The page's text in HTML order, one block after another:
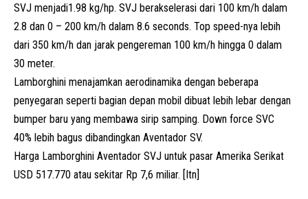
SVJ menjadi1.98 kg/hp. SVJ berakselerasi dari 100 km/h dalam
2.8 dan 0 – 200 km/h dalam 8.6 seconds. Top speed-nya lebih
dari 350 km/h dan jarak pengereman 100 km/h hingga 0 dalam
30 meter.
Lamborghini menajamkan aerodinamika dengan beberapa
penyegaran seperti bagian depan mobil dibuat lebih lebar dengan
bumper baru yang membawa sirip samping. Down force SVC
40% lebih bagus dibandingkan Aventador SV.
Harga Lamborghini Aventador SVJ untuk pasar Amerika Serikat
USD 517.770 atau sekitar Rp 7,6 miliar. [Itn]